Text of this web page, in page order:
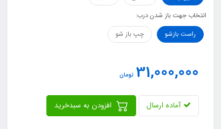
انتخاب جهت باز شدن درب:
راست بازشو
چپ باز شو
31,000,000 تومان
آماده ارسال